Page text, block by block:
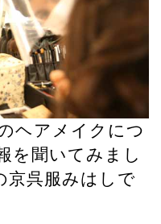
ヘアメイクにつ
を聞いてみまし
呉服みはしで